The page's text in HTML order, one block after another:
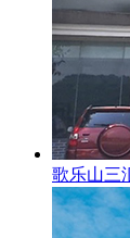
歌乐山三